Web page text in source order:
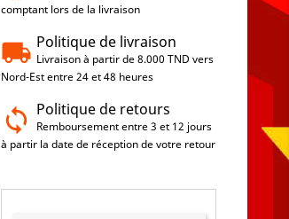
comptant lors de la livraison
Politique de livraison
Livraison à partir de 8.000 TND vers
Nord-Est entre 24 et 48 heures
Politique de retours
Remboursement entre 3 et 12 jours
à partir la date de réception de votre retour